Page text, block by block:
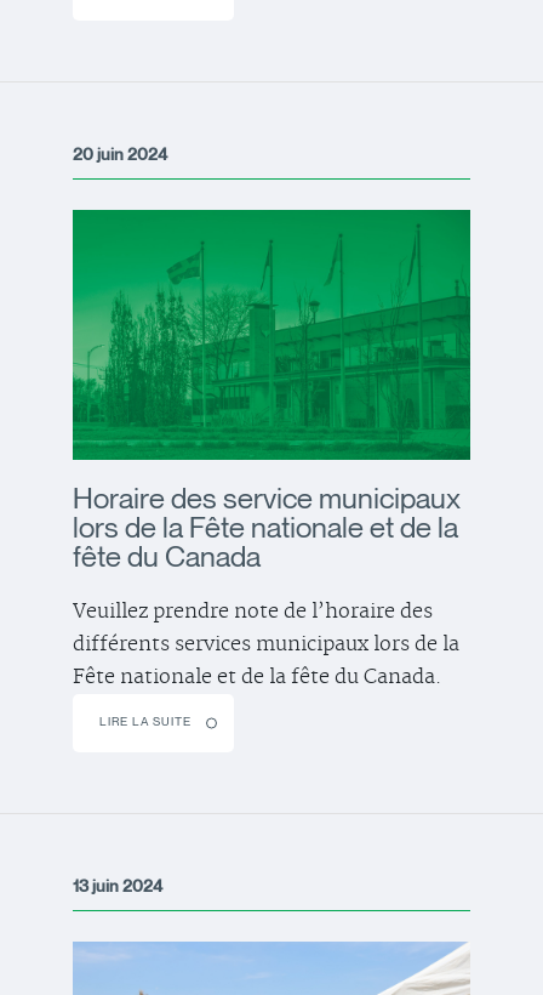
20 juin 2024
Horaire des service municipaux
lors de la Fête nationale et de la
fête du Canada
Veuillez prendre note de l’horaire des
différents services municipaux lors de la
Fête nationale et de la fête du Canada.
LIRE LA SUITE
13 juin 2024